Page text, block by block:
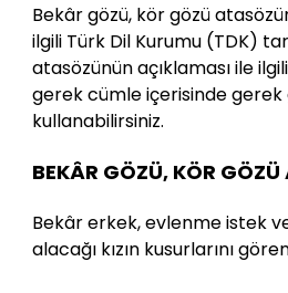
Bekâr gözü, kör gözü
ilgili Türk Dil Kurumu (TDK)
atasözünün açıklaması ile
gerek cümle içerisinde
kullanabilirsiniz.
BEKÂR GÖZÜ, KÖR
Bekâr erkek, evlenme istek
alacağı kızın kusurlarını